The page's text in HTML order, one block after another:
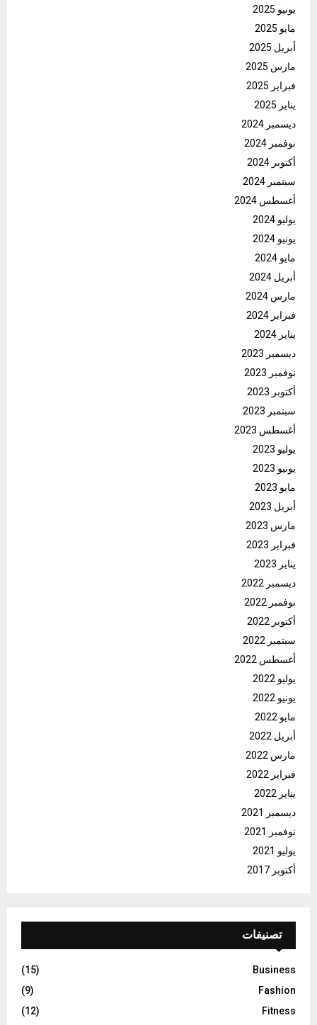
يونيو 2025
مايو 2025
أبريل 2025
مارس 2025
فبراير 2025
يناير 2025
ديسمبر 2024
نوفمبر 2024
أكتوبر 2024
سبتمبر 2024
أغسطس 2024
يوليو 2024
يونيو 2024
مايو 2024
أبريل 2024
مارس 2024
فبراير 2024
يناير 2024
ديسمبر 2023
نوفمبر 2023
أكتوبر 2023
سبتمبر 2023
أغسطس 2023
يوليو 2023
يونيو 2023
مايو 2023
أبريل 2023
مارس 2023
فبراير 2023
يناير 2023
ديسمبر 2022
نوفمبر 2022
أكتوبر 2022
سبتمبر 2022
أغسطس 2022
يوليو 2022
يونيو 2022
مايو 2022
أبريل 2022
مارس 2022
فبراير 2022
يناير 2022
ديسمبر 2021
نوفمبر 2021
يوليو 2021
أكتوبر 2017
تصنيفات
Business
(15)
Fashion
(9)
Fitness
(12)